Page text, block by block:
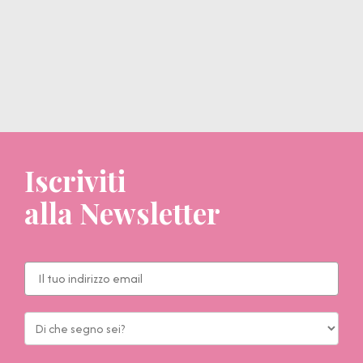
Iscriviti
alla Newsletter